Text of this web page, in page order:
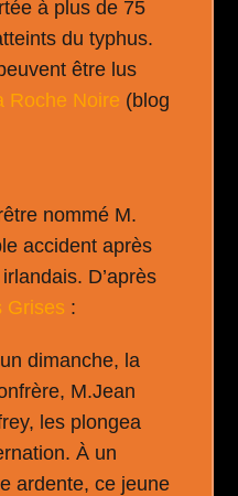
à plus de 75
du typhus.
être lus
Roche Noire (blog
nommé M.
accident après
D’après
Grises :
dimanche, la
M.Jean
les plongea
À un
ardente, ce jeune